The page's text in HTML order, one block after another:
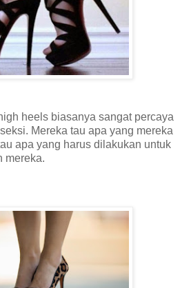
heels biasanya sangat percaya
Mereka tau apa yang mereka
apa yang harus dilakukan untuk
mereka.